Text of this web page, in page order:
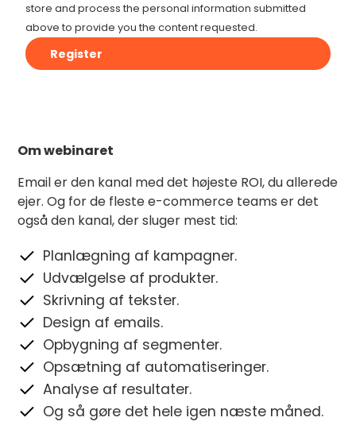
store and process the personal information submitted
above to provide you the content requested.
Om webinaret
Email er den kanal med det højeste ROI, du allerede
ejer. Og for de fleste e-commerce teams er det
også den kanal, der sluger mest tid:
Planlægning af kampagner.
Udvælgelse af produkter.
Skrivning af tekster.
Design af emails.
Opbygning af segmenter.
Opsætning af automatiseringer.
Analyse af resultater.
Og så gøre det hele igen næste måned.‍